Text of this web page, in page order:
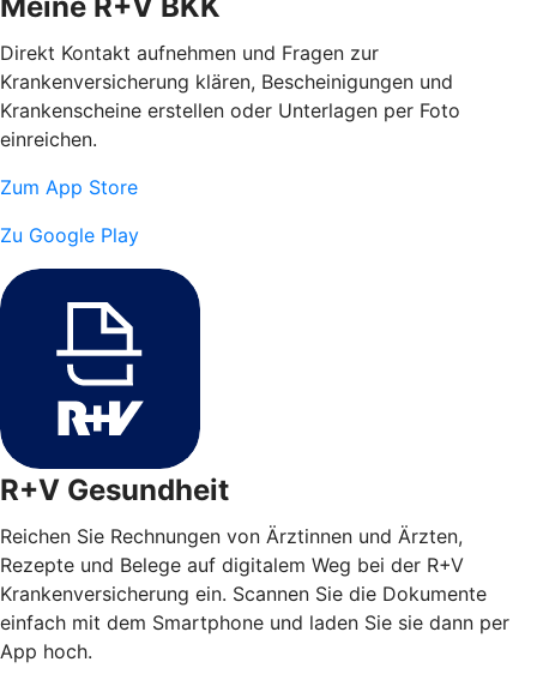
Direkt Kontakt aufnehmen und Fragen zur
Krankenversicherung klären, Bescheinigungen und
Krankenscheine erstellen oder Unterlagen per Foto
einreichen.
Zum App Store
Zu Google Play
R+V Gesundheit
Reichen Sie Rechnungen von Ärztinnen und Ärzten,
Rezepte und Belege auf digitalem Weg bei der R+V
Krankenversicherung ein. Scannen Sie die Dokumente
einfach mit dem Smartphone und laden Sie sie dann per
App hoch.